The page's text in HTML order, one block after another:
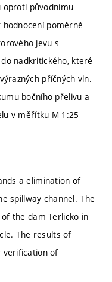
oproti původnímu
poměrně
jevu s
nadkritického, které
příčných vln.
bočního přelivu a
v měřítku M 1:25
a elimination of
spillway channel. The
the dam Terlicko in
The results of
verification of